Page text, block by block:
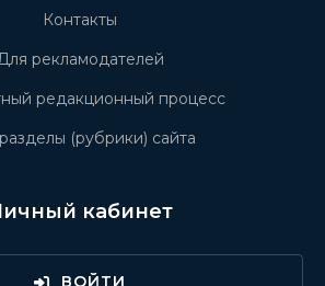
Контакты
рекламодателей
редакционный процесс
(рубрики) сайта
кабинет
ВОЙТИ